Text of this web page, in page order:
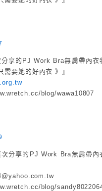
享的PJ Work Bra無肩帶內衣
需要她的好內衣 》』
blog/wawa10807
次分享的PJ Work Bra無肩帶
blog/